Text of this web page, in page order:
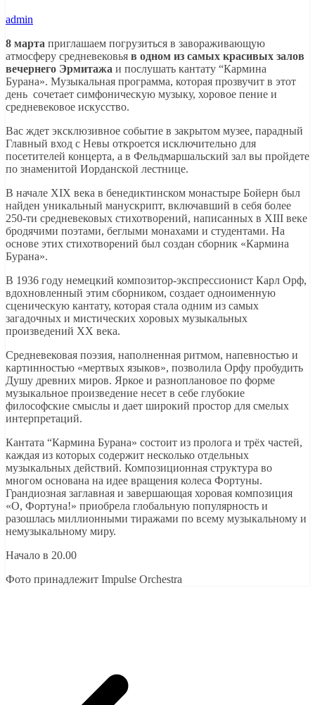
admin
8 марта приглашаем погрузиться в завораживающую
атмосферу средневековья в одном из самых красивых залов
вечернего Эрмитажа и послушать кантату “Кармина
Бурана». Музыкальная программа, которая прозвучит в этот
день сочетает симфоническую музыку, хоровое пение и
средневековое искусство.
Вас ждет эксклюзивное событие в закрытом музее, парадный
Главный вход с Невы откроется исключительно для
посетителей концерта, а в Фельдмаршальский зал вы пройдете
по знаменитой Иорданской лестнице.
В начале XIX века в бенедиктинском монастыре Бойерн был
найден уникальный манускрипт, включавший в себя более
250-ти средневековых стихотворений, написанных в XIII веке
бродячими поэтами, беглыми монахами и студентами. На
основе этих стихотворений был создан сборник «Кармина
Бурана».
В 1936 году немецкий композитор-экспрессионист Карл Орф,
вдохновленный этим сборником, создает одноименную
сценическую кантату, которая стала одним из самых
загадочных и мистических хоровых музыкальных
произведений ХХ века.
Средневековая поэзия, наполненная ритмом, напевностью и
картинностью «мертвых языков», позволила Орфу пробудить
Душу древних миров. Яркое и разноплановое по форме
музыкальное произведение несет в себе глубокие
философские смыслы и дает широкий простор для смелых
интерпретаций.
Кантата “Кармина Бурана» состоит из пролога и трёх частей,
каждая из которых содержит несколько отдельных
музыкальных действий. Композиционная структура во
многом основана на идее вращения колеса Фортуны.
Грандиозная заглавная и завершающая хоровая композиция
«О, Фортуна!» приобрела глобальную популярность и
разошлась миллионными тиражами по всему музыкальному и
немузыкальному миру.
Начало в 20.00
Фото принадлежит Impulse Orchestra